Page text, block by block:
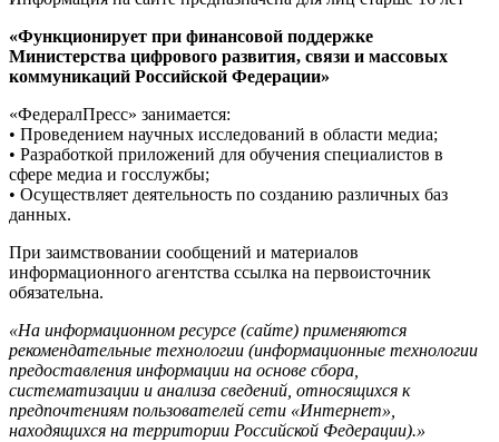
«Функционирует при финансовой поддержке
Министерства цифрового развития, связи и массовых
коммуникаций Российской Федерации»
«ФедералПресс» занимается:
• Проведением научных исследований в области медиа;
• Разработкой приложений для обучения специалистов в
сфере медиа и госслужбы;
• Осуществляет деятельность по созданию различных баз
данных.
При заимствовании сообщений и материалов
информационного агентства ссылка на первоисточник
обязательна.
«На информационном ресурсе (сайте) применяются
рекомендательные технологии (информационные технологии
предоставления информации на основе сбора,
систематизации и анализа сведений, относящихся к
предпочтениям пользователей сети «Интернет»,
находящихся на территории Российской Федерации).»